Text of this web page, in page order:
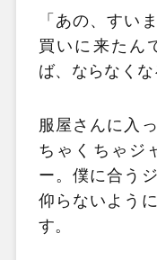
「あの、すい
買いに来たん
ば、ならなくな
服屋さんに入
ちゃくちゃジ
ー。僕に合う
仰らないよう
す。